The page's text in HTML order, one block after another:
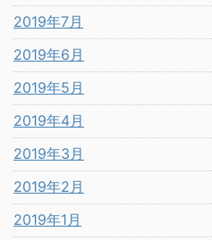
2019年7月
2019年6月
2019年5月
2019年4月
2019年3月
2019年2月
2019年1月